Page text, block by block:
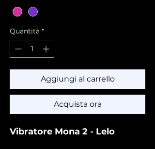
Quantità *
Aggiungi al carrello
Acquista ora
Vibratore Mona 2 - Lelo